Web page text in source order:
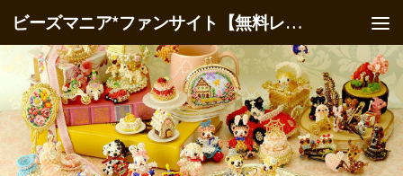
ビーズマニア*ファンサイト【無料レシピ】